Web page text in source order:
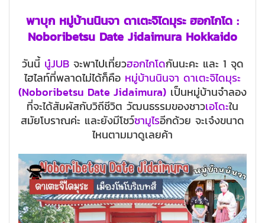
พาบุก หมู่บ้านนินจา ดาเตะจิไดมุระ ฮอกไกโด :
Noboribetsu Date Jidaimura Hokkaido
วันนี้ นู๋JUBจะพาไปเที่ยวฮอกไกโดกันนะคะ และ 1 จุด
ไฮไลท์ที่พลาดไม่ได้ก็คือ หมู่บ้านนินจา ดาเตะจิไดมุระ
(Noboribetsu Date Jidaimura) เป็นหมู่บ้านจำลอง
ที่จะได้สัมผัสกับวิถีชีวิต วัฒนธรรมของชาวเอโดะใน
สมัยโบราณค่ะ และยังมีโชว์ซามูไรอีกด้วย จะเจ๋งขนาด
ไหนตามมาดูเลยค้า